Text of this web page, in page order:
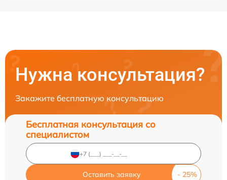
Нужна консультация?
Закажите бесплатную консультацию
Бесплатная консультация со
специалистом
Оставить заявку